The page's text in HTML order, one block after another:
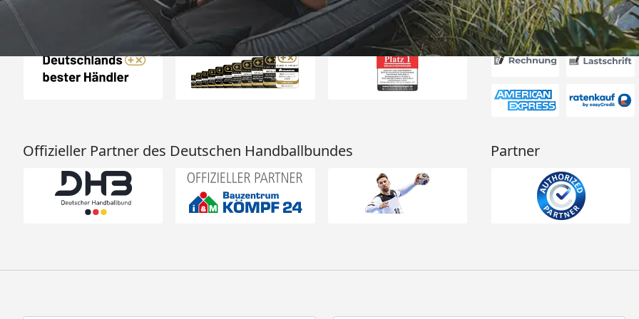
Auszeichnungen Akzeptierte
Offizieller Partner des Deutschen Handballbundes Partner